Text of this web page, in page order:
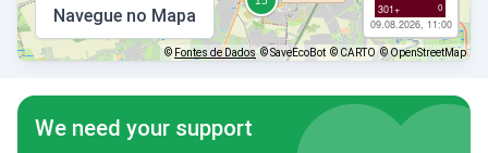
301+ 0
09.08.2026, 11:00
Navegue no Mapa
© Fontes de Dados © SaveEcoBot © CARTO © OpenStreetMap
We need your support